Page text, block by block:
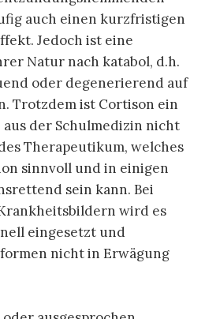
auch einen kurzfristigen
Jedoch ist eine
Natur nach katabol, d.h.
oder degenerierend auf
Trotzdem ist Cortison ein
der Schulmedizin nicht
Therapeutikum, welches
sinnvoll und in einigen
sein kann. Bei
wird es
eingesetzt und
nicht in Erwägung